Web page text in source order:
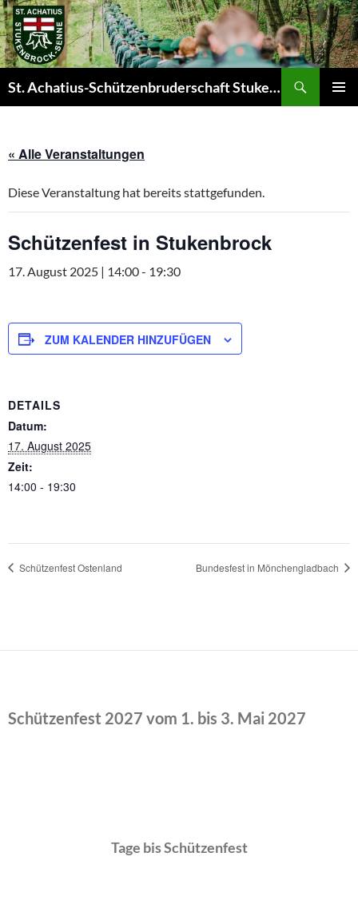
Zum
Inhalt
springen
St. Achatius-Schützenbruderschaft Stukenbrock-Senne e.V.
« Alle Veranstaltungen
Diese Veranstaltung hat bereits stattgefunden.
Schützenfest in Stukenbrock
17. August 2025 | 14:00- 19:30
ZUM KALENDER HINZUFÜGEN
DETAILS
Datum:
17. August 2025
Zeit:
14:00 - 19:30
Schützenfest Ostenland Bundesfest in Mönchengladbach
Schützenfest 2027 vom 1. bis 3. Mai 2027
Tage bis Schützenfest